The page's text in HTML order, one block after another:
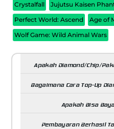
Crystalfall
Jujutsu Kaisen
Perfect World: Ascend
Age of
Wolf Game: Wild Animal Wars
Apakah Diamond/Chip/
Bagaimana Cara Top-Up
Apakah Bisa
Pembayaran Berhasil